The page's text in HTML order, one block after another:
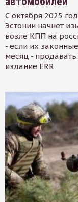
С октября 2025
Эстонии начнет
возле КПП на
- если их
месяц -
издание ERR